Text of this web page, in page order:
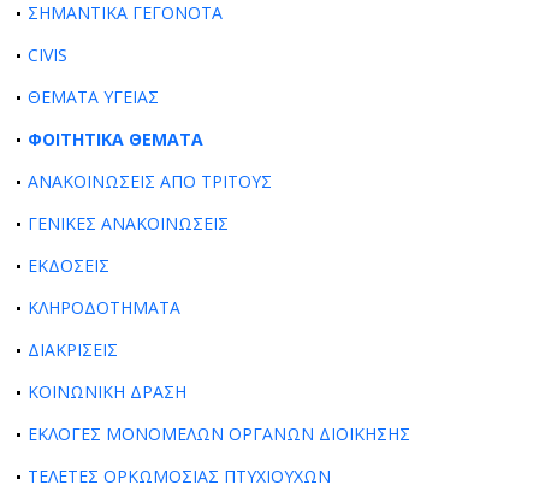
ΣΗΜΑΝΤΙΚΑ ΓΕΓΟΝΟΤΑ
CIVIS
ΘΕΜΑΤΑ ΥΓΕΙΑΣ
ΦΟΙΤΗΤΙΚΑ ΘΕΜΑΤΑ
ΑΝΑΚΟΙΝΩΣΕΙΣ ΑΠΟ ΤΡΙΤΟΥΣ
ΓΕΝΙΚΕΣ ΑΝΑΚΟΙΝΩΣΕΙΣ
ΕΚΔΟΣΕΙΣ
ΚΛΗΡΟΔΟΤΗΜΑΤΑ
ΔΙΑΚΡΙΣΕΙΣ
ΚΟΙΝΩΝΙΚΗ ΔΡΑΣΗ
ΕΚΛΟΓΕΣ ΜΟΝΟΜΕΛΩΝ ΟΡΓΑΝΩΝ ΔΙΟΙΚΗΣΗΣ
ΤΕΛΕΤΕΣ ΟΡΚΩΜΟΣΙΑΣ ΠΤΥΧΙΟΥΧΩΝ